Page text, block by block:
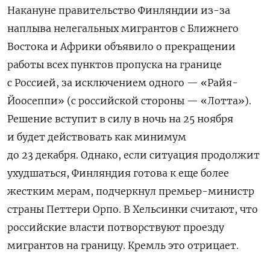
Накануне правительство Финляндии из-за
наплыва нелегальных мигрантов с Ближнего
Востока и Африки объявило о прекращении
работы всех пунктов пропуска на границе
с Россией, за исключением одного — «Райя-
Йоосеппи» (с российской стороны — «Лотта»).
Решение вступит в силу в ночь на 25 ноября
и будет действовать как минимум
до 23 декабря. Однако, если ситуация продолжит
ухудшаться, Финляндия готова к еще более
жестким мерам, подчеркнул премьер-министр
страны Петтери Орпо. В Хельсинки считают, что
российские власти потворствуют проезду
мигрантов на границу. Кремль это отрицает.